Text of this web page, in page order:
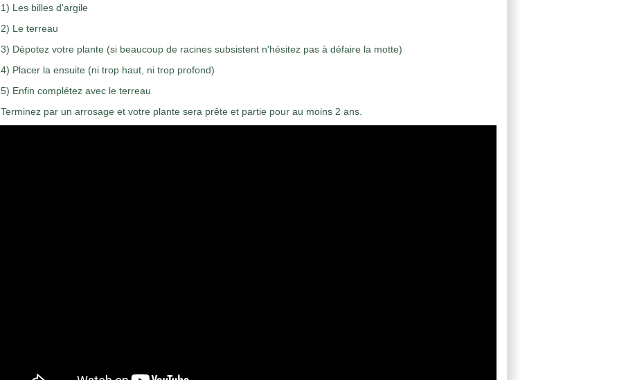
1) Les billes d'argile
2) Le terreau
3) Dépotez votre plante (si beaucoup de racines subsistent n'hésitez pas à défaire la motte)
4) Placer la ensuite (ni trop haut, ni trop profond)
5) Enfin complétez avec le terreau
Terminez par un arrosage et votre plante sera prête et partie pour au moins 2 ans.